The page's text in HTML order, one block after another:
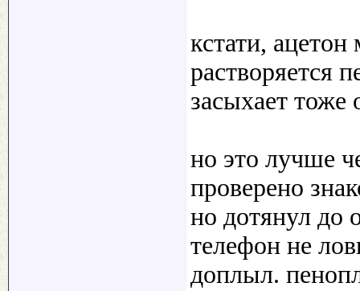
кстати,
растворяется
засыхает тоже
но это лучше
проверено
но дотянул до
телефон не
доплыл.